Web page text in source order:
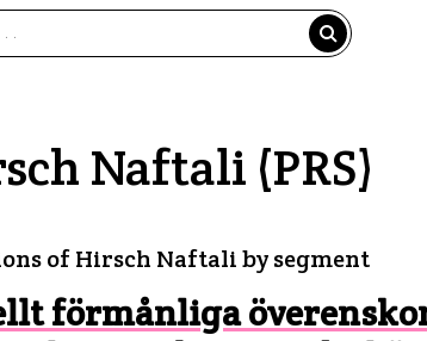
Naftali (PRS)
of Hirsch Naftali by segment
förmånliga